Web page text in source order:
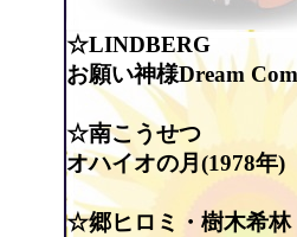
☆LINDBERG
お願い神様Dream
☆南こうせつ
オハイオの月(1978年)
☆郷ヒロミ・樹木希林